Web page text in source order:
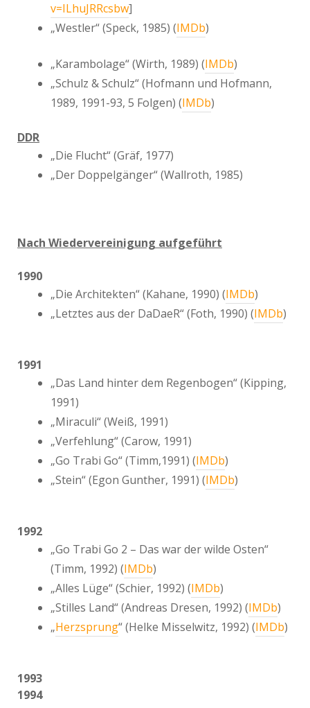
v=ILhuJRRcsbw]
„Westler“ (Speck, 1985) (IMDb)
„Karambolage“ (Wirth, 1989) (IMDb)
„Schulz & Schulz“ (Hofmann und Hofmann,
1989, 1991-93, 5 Folgen) (IMDb)
DDR
„Die Flucht“ (Gräf, 1977)
„Der Doppelgänger“ (Wallroth, 1985)
Nach Wiedervereinigung aufgeführt
1990
„Die Architekten“ (Kahane, 1990) (IMDb)
„Letztes aus der DaDaeR“ (Foth, 1990) (IMDb)
1991
„Das Land hinter dem Regenbogen“ (Kipping,
1991)
„Miraculi“ (Weiß, 1991)
„Verfehlung“ (Carow, 1991)
„Go Trabi Go“ (Timm,1991) (IMDb)
„Stein“ (Egon Gunther, 1991) (IMDb)
1992
„Go Trabi Go 2 – Das war der wilde Osten“
(Timm, 1992) (IMDb)
„Alles Lüge“ (Schier, 1992) (IMDb)
„Stilles Land“ (Andreas Dresen, 1992) (IMDb)
„Herzsprung“ (Helke Misselwitz, 1992) (IMDb)
1993
1994